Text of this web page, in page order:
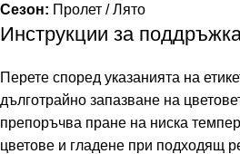
Сезон: Пролет / Лято
Инструкции за
Перете според указанията на
дълготрайно запазване на
препоръчва пране на ниска
цветове и гладене при подходящ